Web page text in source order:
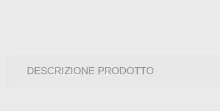
DESCRIZIONE PRODOTTO